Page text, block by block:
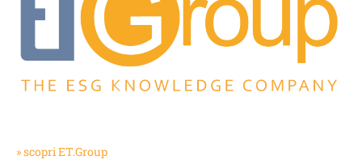
» scopri ET.Group